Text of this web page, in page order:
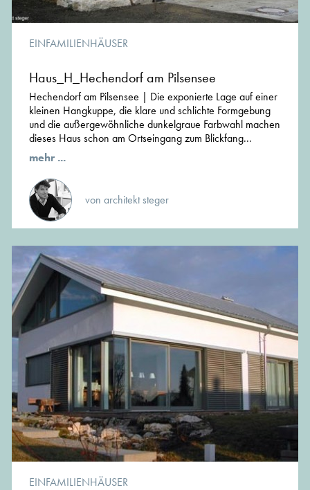
EINFAMILIENHÄUSER
Haus_H_Hechendorf am Pilsensee
Hechendorf am Pilsensee | Die exponierte Lage auf einer
kleinen Hangkuppe, die klare und schlichte Formgebung
und die außergewöhnliche dunkelgraue Farbwahl machen
dieses Haus schon am Ortseingang zum Blickfang...
mehr ...
von architekt steger
EINFAMILIENHÄUSER